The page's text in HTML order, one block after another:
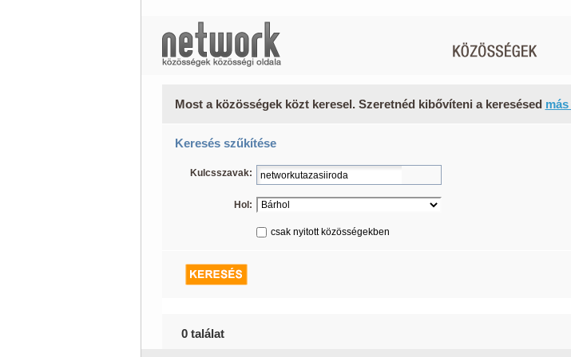
Most a közösségek közt keresel. Szeretnéd kibővíteni a keresésed
Keresés szűkítése
Kulcsszavak:
Hol:
csak nyitott közösségekben
0 találat